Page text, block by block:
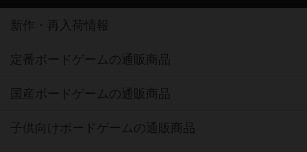
新作・再入荷情報
定番ボードゲームの通販商品
国産ボードゲームの通販商品
子供向けボードゲームの通販商品